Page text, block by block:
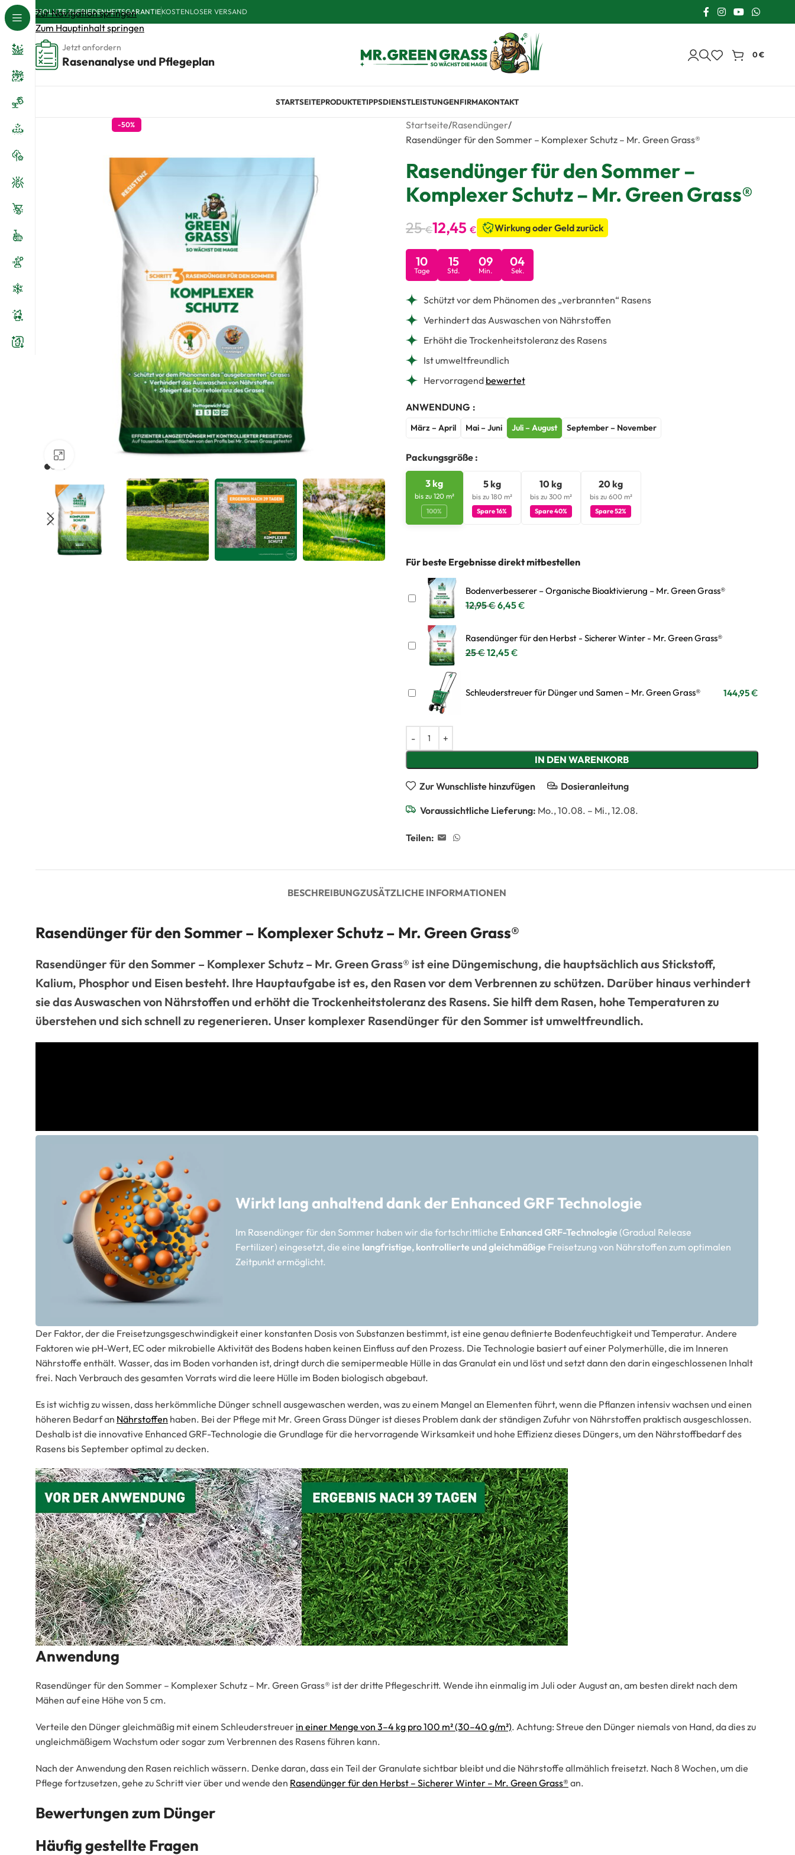
Zur Navigation springen
Zum Hauptinhalt springen
ABSOLUTE ZUFRIEDENHEITSGARANTIEKOSTENLOSER VERSAND
Jetzt anfordern
Rasenanalyse und Pflegeplan 0€
STARTSEITEPRODUKTETIPPSDIENSTLEISTUNGENFIRMAKONTAKT
-50%
Zum Vergrößern klicken
Startseite Rasendünger
Rasendünger für den Sommer – Komplexer Schutz – Mr. Green Grass®
Rasendünger für den Sommer –
Komplexer Schutz – Mr. Green Grass®
25€12,45 € Wirkung oder Geld zurück
10
Tage
15
Std.
09
Min.
03
Sek.
Schützt vor dem Phänomen des „verbrannten“ Rasens
Verhindert das Auswaschen von Nährstoffen
Erhöht die Trockenheitstoleranz des Rasens
Ist umweltfreundlich
Hervorragend bewertet
ANWENDUNG
März – April Mai – Juni Juli – August September – November
Packungsgröße :
3 kg
bis zu 120 m²
100%
5 kg
bis zu 180 m²
Spare 16%
10 kg
bis zu 300 m²
Spare 40%
20 kg
bis zu 600 m²
Spare 52%
Für beste Ergebnisse direkt mitbestellen
Bodenverbesserer – Organische Bioaktivierung – Mr. Green Grass®
12,95€6,45€
Rasendünger für den Herbst - Sicherer Winter - Mr. Green Grass®
25€12,45€
Schleuderstreuer für Dünger und Samen – Mr. Green Grass® 144,95€
IN DEN WARENKORB
Zur Wunschliste hinzufügen Dosieranleitung
Voraussichtliche Lieferung: Mo., 10.08. – Mi., 12.08.
Teilen:
BESCHREIBUNGZUSÄTZLICHE INFORMATIONEN
Rasendünger für den Sommer – Komplexer Schutz – Mr. Green Grass®
Rasendünger für den Sommer – Komplexer Schutz – Mr. Green Grass® ist eine Düngemischung, die hauptsächlich aus Stickstoff,
Kalium, Phosphor und Eisen besteht. Ihre Hauptaufgabe ist es, den Rasen vor dem Verbrennen zu schützen. Darüber hinaus verhindert
sie das Auswaschen von Nährstoffen und erhöht die Trockenheitstoleranz des Rasens. Sie hilft dem Rasen, hohe Temperaturen zu
überstehen und sich schnell zu regenerieren. Unser komplexer Rasendünger für den Sommer ist umweltfreundlich.
Wirkt lang anhaltend dank der Enhanced GRF Technologie
Im Rasendünger für den Sommer haben wir die fortschrittliche Enhanced GRF-Technologie (Gradual Release
Fertilizer) eingesetzt, die eine langfristige, kontrollierte und gleichmäßige Freisetzung von Nährstoffen zum optimalen
Zeitpunkt ermöglicht.
Der Faktor, der die Freisetzungsgeschwindigkeit einer konstanten Dosis von Substanzen bestimmt, ist eine genau definierte Bodenfeuchtigkeit und Temperatur. Andere
Faktoren wie pH-Wert, EC oder mikrobielle Aktivität des Bodens haben keinen Einfluss auf den Prozess. Die Technologie basiert auf einer Polymerhülle, die im Inneren
Nährstoffe enthält. Wasser, das im Boden vorhanden ist, dringt durch die semipermeable Hülle in das Granulat ein und löst und setzt dann den darin eingeschlossenen Inhalt
frei. Nach Verbrauch des gesamten Vorrats wird die leere Hülle im Boden biologisch abgebaut.
Es ist wichtig zu wissen, dass herkömmliche Dünger schnell ausgewaschen werden, was zu einem Mangel an Elementen führt, wenn die Pflanzen intensiv wachsen und einen
höheren Bedarf an Nährstoffen haben. Bei der Pflege mit Mr. Green Grass Dünger ist dieses Problem dank der ständigen Zufuhr von Nährstoffen praktisch ausgeschlossen.
Deshalb ist die innovative Enhanced GRF-Technologie die Grundlage für die hervorragende Wirksamkeit und hohe Effizienz dieses Düngers, um den Nährstoffbedarf des
Rasens bis September optimal zu decken.
Anwendung
Rasendünger für den Sommer – Komplexer Schutz – Mr. Green Grass® ist der dritte Pflegeschritt. Wende ihn einmalig im Juli oder August an, am besten direkt nach dem
Mähen auf eine Höhe von 5 cm.
Verteile den Dünger gleichmäßig mit einem Schleuderstreuer in einer Menge von 3–4 kg pro 100 m² (30–40 g/m²). Achtung: Streue den Dünger niemals von Hand, da dies zu
ungleichmäßigem Wachstum oder sogar zum Verbrennen des Rasens führen kann.
Nach der Anwendung den Rasen reichlich wässern. Denke daran, dass ein Teil der Granulate sichtbar bleibt und die Nährstoffe allmählich freisetzt. Nach 8 Wochen, um die
Pflege fortzusetzen, gehe zu Schritt vier über und wende den Rasendünger für den Herbst – Sicherer Winter – Mr. Green Grass® an.
Bewertungen zum Dünger
Häufig gestellte Fragen